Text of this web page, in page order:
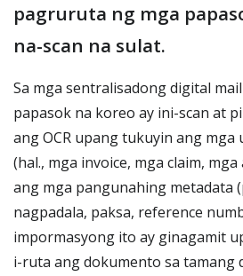
pagruruta ng mga
na-scan na sulat.
Sa mga sentralisadong digital
papasok na koreo ay ini-scan at
ang OCR upang tukuyin ang
(hal., mga invoice, mga claim,
ang mga pangunahing metadata
nagpadala, paksa, reference
impormasyong ito ay ginagamit
i-ruta ang dokumento sa tamang